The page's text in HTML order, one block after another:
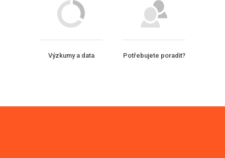
Výzkumy a data Potřebujete poradit?